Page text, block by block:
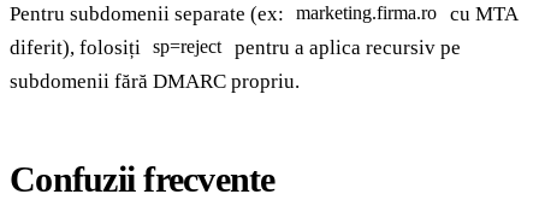
Pentru subdomenii separate (ex: marketing.firma.ro
cu MTA
diferit), folosiți
sp=reject
pentru a aplica recursiv pe
subdomenii fără DMARC propriu.
Confuzii frecvente